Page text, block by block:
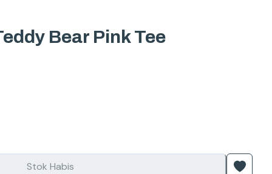
Bear Pink Tee
Stok Habis